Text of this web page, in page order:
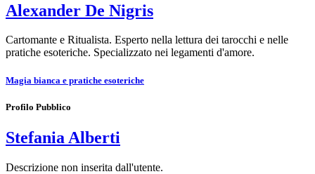
Alexander De Nigris
Cartomante e Ritualista. Esperto nella lettura dei tarocchi e nelle
pratiche esoteriche. Specializzato nei legamenti d'amore.
Magia bianca e pratiche esoteriche
Profilo Pubblico
Stefania Alberti
Descrizione non inserita dall'utente.